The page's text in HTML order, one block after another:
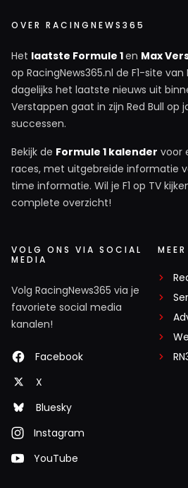
OVER RACINGNEWS365
Het laatste Formule 1en Max
op RacingNews365.nl de F1-site
dagelijks het laatste nieuws uit
Verstappen gaat in zijn Red Bull op
successen.
Bekijk de Formule 1 kalender voor
races, met uitgebreide informatie
time informatie. Wil je F1 op TV
complete overzicht!
VOLG ONS VIA SOCIAL
MEDIA
Volg RacingNews365 via je
favoriete social media
kanalen!
Facebook
X
Bluesky
Instagram
YouTube